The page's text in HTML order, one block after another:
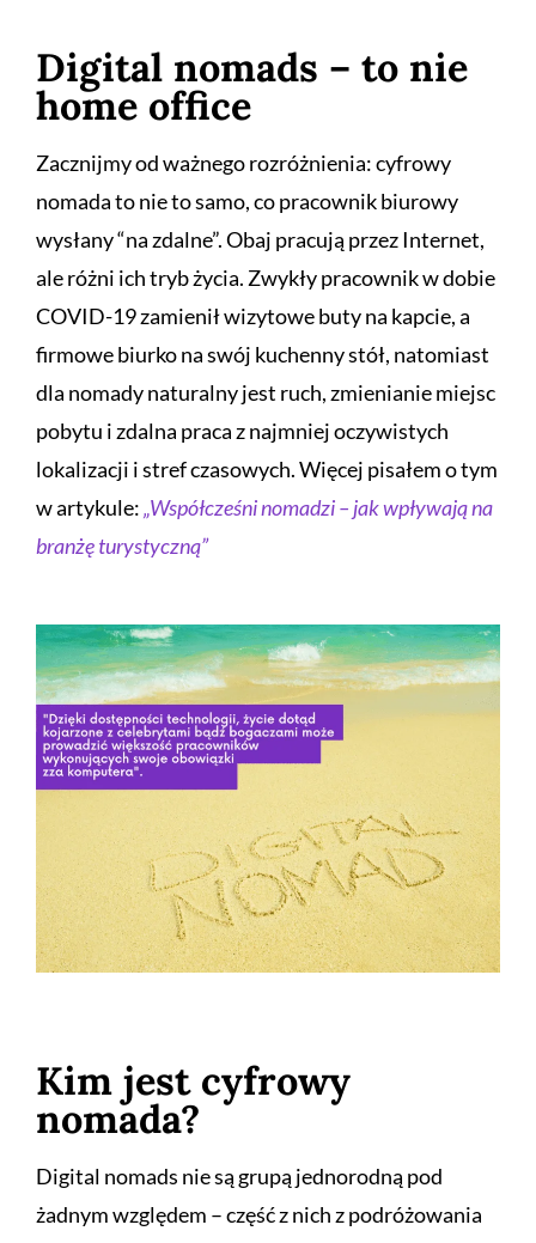
Digital nomads – to nie
home office
Zacznijmy od ważnego rozróżnienia: cyfrowy
nomada to nie to samo, co pracownik biurowy
wysłany “na zdalne”. Obaj pracują przez Internet,
ale różni ich tryb życia. Zwykły pracownik w dobie
COVID-19 zamienił wizytowe buty na kapcie, a
firmowe biurko na swój kuchenny stół, natomiast
dla nomady naturalny jest ruch, zmienianie miejsc
pobytu i zdalna praca z najmniej oczywistych
lokalizacji i stref czasowych. Więcej pisałem o tym
w artykule:„Współcześni nomadzi – jak wpływają na
branżę turystyczną”
Kim jest cyfrowy
nomada?
Digital nomads nie są grupą jednorodną pod
żadnym względem – część z nich z podróżowania